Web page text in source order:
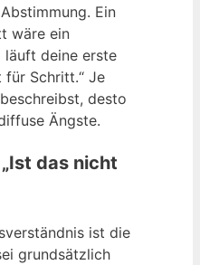
Ein
wäre ein
läuft deine erste
für Schritt.“ Je
desto
Ängste.
das nicht
ist die
grundsätzlich